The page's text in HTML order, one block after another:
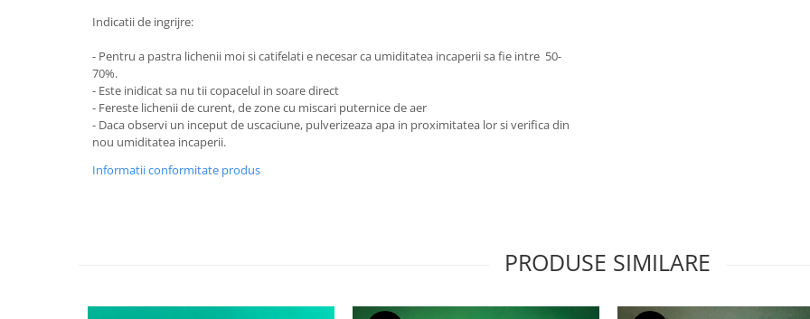
Indicatii de ingrijre:
- Pentru a pastra lichenii moi si catifelati e necesar ca umiditatea incaperii sa fie intre 50-
70%.
- Este inidicat sa nu tii copacelul in soare direct
- Fereste lichenii de curent, de zone cu miscari puternice de aer
- Daca observi un inceput de uscaciune, pulverizeaza apa in proximitatea lor si verifica din
nou umiditatea incaperii.
Informatii conformitate produs
PRODUSE SIMILARE